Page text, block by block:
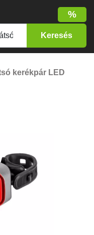
%
kerékpár LED